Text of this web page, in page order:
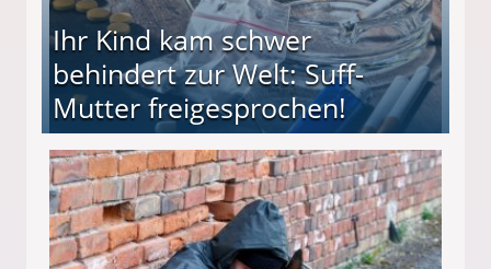
Ihr Kind kam schwer
behindert zur Welt: Suff-
Mutter freigesprochen!
Mutter freigesprochen!